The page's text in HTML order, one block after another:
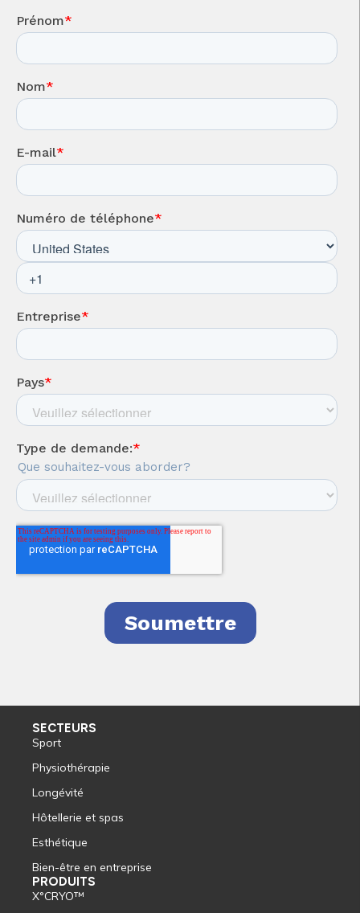
SECTEURS
Sport
Physiothérapie
Longévité
Hôtellerie et spas
Esthétique
Bien-être en entreprise
PRODUITS
X°CRYO™